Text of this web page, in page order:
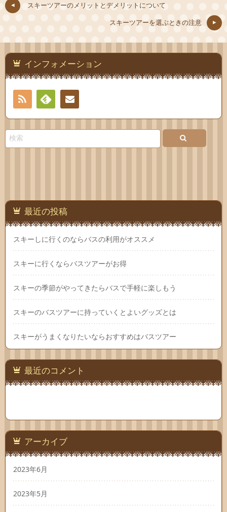
スキーツアーのメリットとデメリットについて
スキーツアーを選ぶときの注意
インフォメーション
RSS
Feedlyお問
最近の投稿
スキーしに行くのならバスの利用がオススメ
スキーに行くならバスツアーがお得
スキーの季節がやってきたらバスで手軽に楽しもう
スキーのバスツアーに持っていくとよいグッズとは
スキーがうまくなりたいならおすすめはバスツアー
最近のコメント
アーカイブ
2023年6月
2023年5月